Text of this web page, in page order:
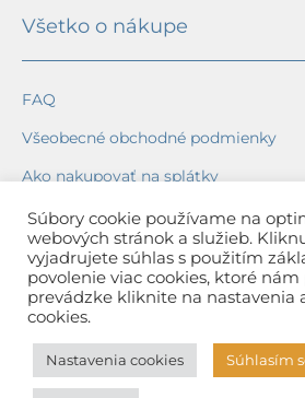
Všetko o nákupe
FAQ
Všeobecné obchodné podmienky
Ako nakupovať na splátky
Ochrana osobných údajov
Reklamačný poriadok
Spôsob a cena dopravy
Spôsob platby
Súbory cookie používame na
webových stránok a služieb.
vyjadrujete súhlas s použitím
povolenie viac cookies, ktoré
prevádzke kliknite na nastavenia
cookies.
Nastavenia cookies Súhlasím